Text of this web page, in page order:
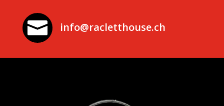
 info@racletthouse.ch